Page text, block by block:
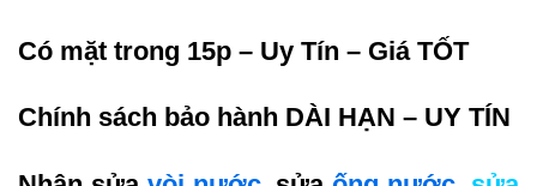
Có mặt trong 15p – Uy Tín – Giá TỐT
Chính sách bảo hành DÀI HẠN – UY TÍN